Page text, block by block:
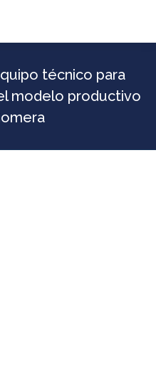
técnico para
modelo productivo